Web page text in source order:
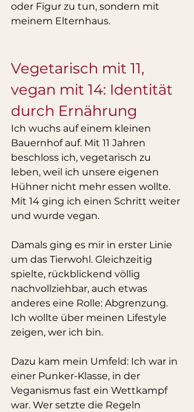
oder Figur zu tun, sondern mit
meinem Elternhaus.
Vegetarisch mit 11,
vegan mit 14: Identität
durch Ernährung
Ich wuchs auf einem kleinen
Bauernhof auf. Mit 11 Jahren
beschloss ich, vegetarisch zu
leben, weil ich unsere eigenen
Hühner nicht mehr essen wollte.
Mit 14 ging ich einen Schritt weiter
und wurde vegan.
Damals ging es mir in erster Linie
um das Tierwohl. Gleichzeitig
spielte, rückblickend völlig
nachvollziehbar, auch etwas
anderes eine Rolle: Abgrenzung.
Ich wollte über meinen Lifestyle
zeigen, wer ich bin.
Dazu kam mein Umfeld: Ich war in
einer Punker-Klasse, in der
Veganismus fast ein Wettkampf
war. Wer setzte die Regeln